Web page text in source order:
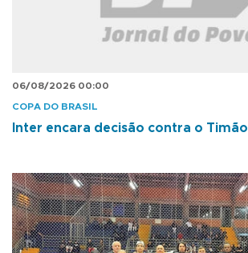
06/08/2026 00:00
COPA DO BRASIL
Inter encara decisão contra o Timão